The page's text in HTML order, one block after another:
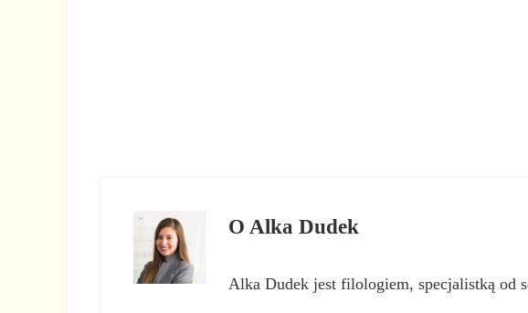
O Alka Dudek
Alka Dudek jest filologiem, specjalistką od